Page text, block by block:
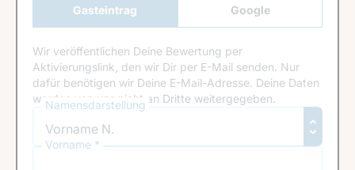
Gasteintrag
Google
Anmeldung
Wir veröffentlichen Deine Bewertung per
Aktivierungslink, den wir Dir per E-Mail senden. Nur
dafür benötigen wir Deine E-Mail-Adresse. Deine Daten
werden von uns nicht an Dritte weitergegeben.
Namensdarstellung
Vorname *